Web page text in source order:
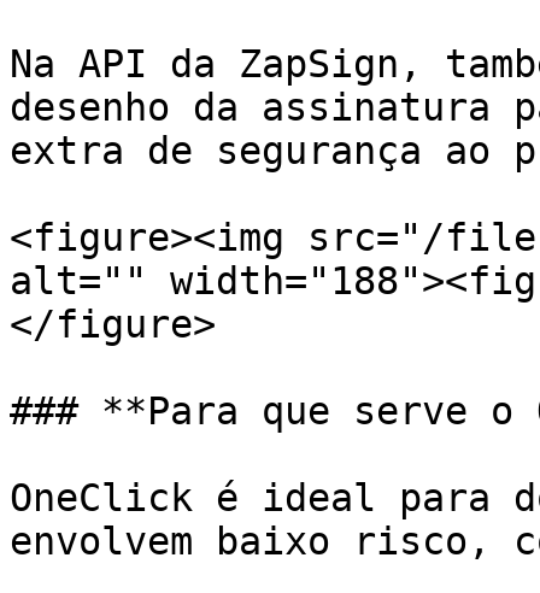
Na API da ZapSign,
desenho da assinatura
extra de segurança ao
<figure><img src="/
alt=""
</figure>
### **Para que serve o
OneClick é ideal para
envolvem baixo risco,